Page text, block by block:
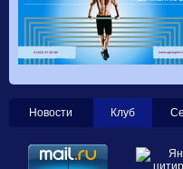
Новости Клуб